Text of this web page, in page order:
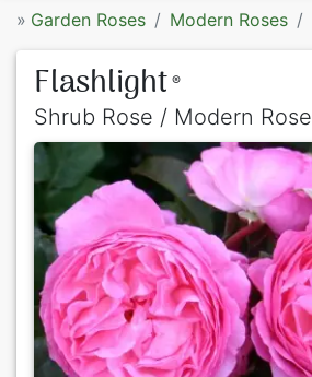
» Garden Roses Modern Roses
Flashlight ®
Shrub Rose / Modern Rose